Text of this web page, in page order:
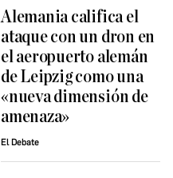
Alemania califica el
ataque con un dron en
el aeropuerto alemán
de Leipzig como una
«nueva dimensión de
amenaza»
El Debate